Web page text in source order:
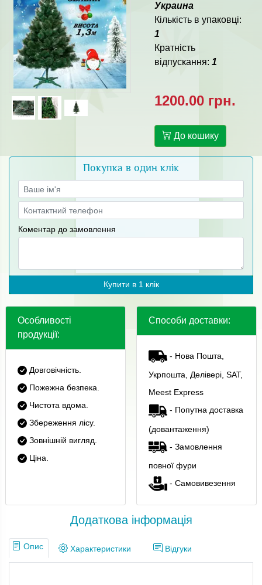
Украина
Кількість в упаковці:
1
Кратність
відпускання: 1
1200.00 грн.
До кошику
Покупка в один клік
Коментар до замовлення
Купити в 1 клік
Особливості
продукції:
Довговічність.
Пожежна безпека.
Чистота вдома.
Збереження лісу.
Зовнішній вигляд.
Ціна.
Способи доставки:
- Нова Пошта,
Укрпошта, Делівері, SAT,
Meest Express
- Попутна доставка
(довантаження)
- Замовлення
повної фури
- Самовивезення
Додаткова інформація
Опис Характеристики Відгуки